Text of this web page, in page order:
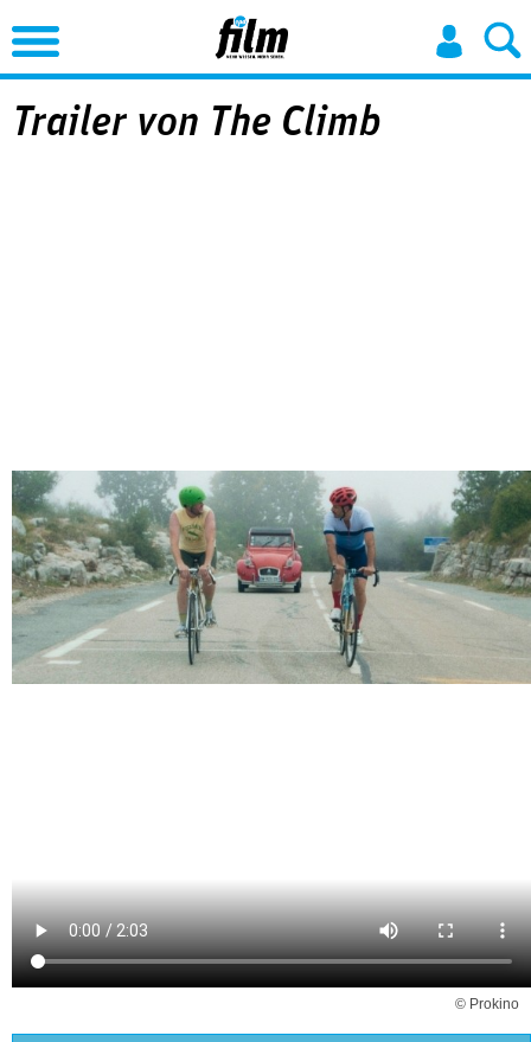
Jump to Navigation
Trailer von The Climb
© Prokino